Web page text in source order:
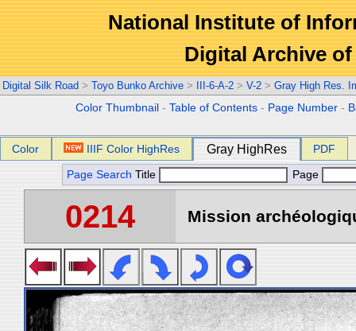
National Institute of
Digital Archive
Digital Silk Road > Toyo Bunko Archive > III-6-A-2 > V-2 > Gray High Res.
Color Thumbnail -Table of Contents - Page Number -
Color IIIF Color HighRes Gray HighRes PDF
Page Search Title Page
0214 Mission